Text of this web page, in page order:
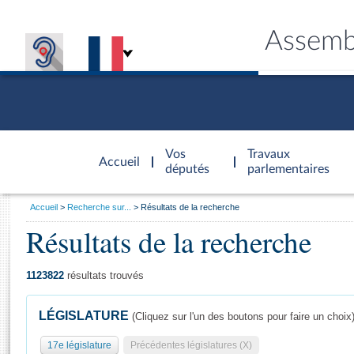
Accueil
d'accueil
Vos
députés
Travaux
parlementaires
Général
Vous
Accueil Recherche sur... Résultats de la recherche
Résultats de la recherche
1123822 résultats trouvés
LÉGISLATURE (Cliquez sur l'un des boutons pour faire un choix)
17e législature Précédentes législatures (X)